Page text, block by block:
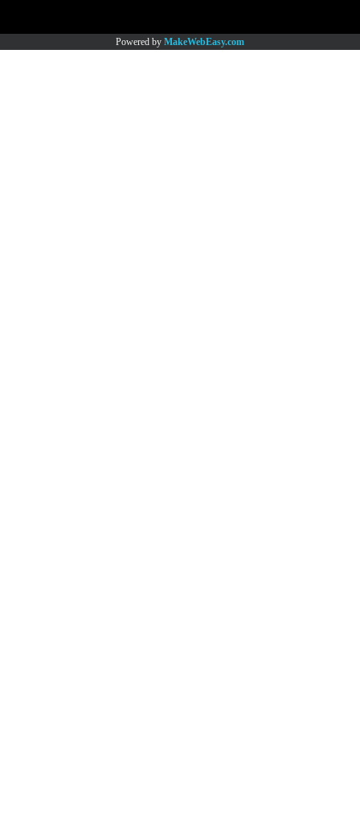
Powered by MakeWebEasy.com